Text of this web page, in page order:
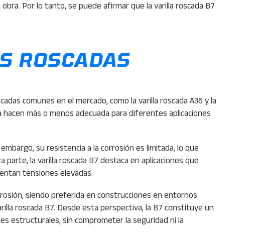
Por lo tanto, se puede afirmar que la varilla roscada B7
ROSCADAS
comunes en el mercado, como la varilla roscada A36 y la
más o menos adecuada para diferentes aplicaciones
su resistencia a la corrosión es limitada, lo que
la varilla roscada B7 destaca en aplicaciones que
tensiones elevadas.
siendo preferida en construcciones en entornos
roscada B7. Desde esta perspectiva, la B7 constituye un
estructurales, sin comprometer la seguridad ni la